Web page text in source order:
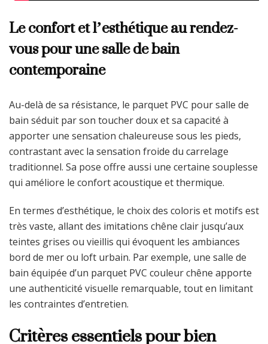
Le confort et l’esthétique au rendez-
vous pour une salle de bain
contemporaine
Au-delà de sa résistance, le parquet PVC pour salle de
bain séduit par son toucher doux et sa capacité à
apporter une sensation chaleureuse sous les pieds,
contrastant avec la sensation froide du carrelage
traditionnel. Sa pose offre aussi une certaine souplesse
qui améliore le confort acoustique et thermique.
En termes d’esthétique, le choix des coloris et motifs est
très vaste, allant des imitations chêne clair jusqu’aux
teintes grises ou vieillis qui évoquent les ambiances
bord de mer ou loft urbain. Par exemple, une salle de
bain équipée d’un parquet PVC couleur chêne apporte
une authenticité visuelle remarquable, tout en limitant
les contraintes d’entretien.
Critères essentiels pour bien